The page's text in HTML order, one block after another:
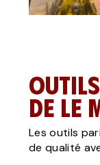
de Le
Les outils
de qualité